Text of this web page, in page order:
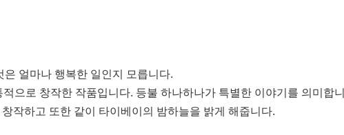
얼마나 행복한 일인지 모릅니다.
으로 창작한 작품입니다. 등불 하나하나가 특별한 이야기를 의미합
작하고 또한 같이 타이베이의 밤하늘을 밝게 해줍니다.